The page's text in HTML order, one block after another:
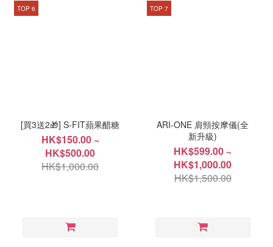
TOP 6
[買3送2🎁] S-FIT蘋果醋糖
HK$150.00 ~
HK$500.00
HK$1,000.00
TOP 7
ARI-ONE 肩頸按摩儀(全
新升級)
HK$599.00 ~
HK$1,000.00
HK$1,500.00